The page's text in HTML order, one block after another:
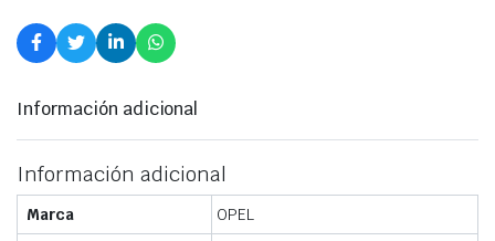
Información adicional
Información adicional
Marca
OPEL